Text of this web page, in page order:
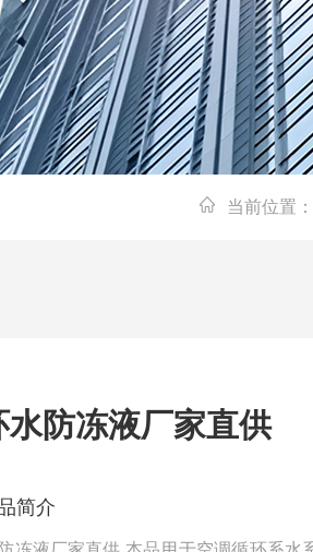
当前位置：
水防冻液厂家直供
简介